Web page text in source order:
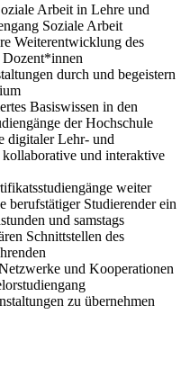
Arbeit in Lehre und
Soziale Arbeit
Weiterentwicklung des
Dozent*innen
durch und begeistern
Basiswissen in den
der Hochschule
digitaler Lehr- und
und interaktive
weiter
berufstätiger Studierender ein
und samstags
Schnittstellen des
und Kooperationen
zu übernehmen